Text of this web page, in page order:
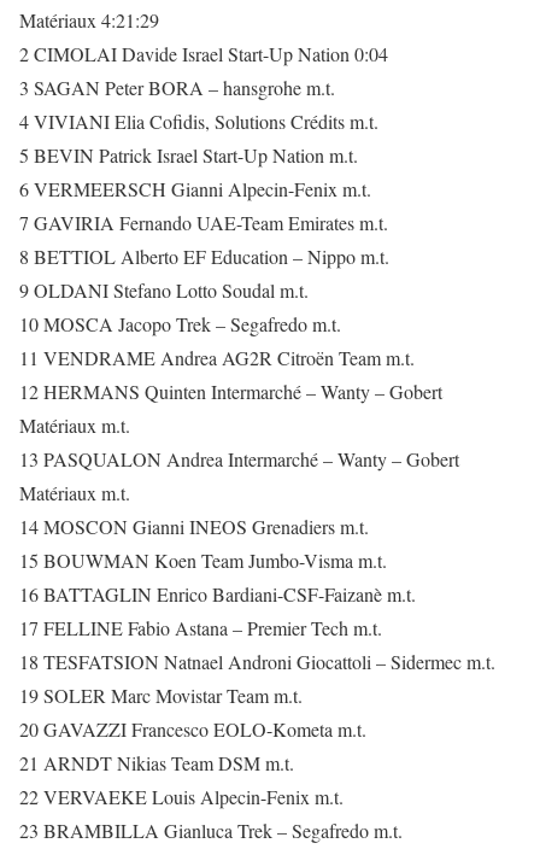
Matériaux 4:21:29
2 CIMOLAI Davide Israel Start-Up Nation 0:04
3 SAGAN Peter BORA – hansgrohe m.t.
4 VIVIANI Elia Cofidis, Solutions Crédits m.t.
5 BEVIN Patrick Israel Start-Up Nation m.t.
6 VERMEERSCH Gianni Alpecin-Fenix m.t.
7 GAVIRIA Fernando UAE-Team Emirates m.t.
8 BETTIOL Alberto EF Education – Nippo m.t.
9 OLDANI Stefano Lotto Soudal m.t.
10 MOSCA Jacopo Trek – Segafredo m.t.
11 VENDRAME Andrea AG2R Citroën Team m.t.
12 HERMANS Quinten Intermarché – Wanty – Gobert
Matériaux m.t.
13 PASQUALON Andrea Intermarché – Wanty – Gobert
Matériaux m.t.
14 MOSCON Gianni INEOS Grenadiers m.t.
15 BOUWMAN Koen Team Jumbo-Visma m.t.
16 BATTAGLIN Enrico Bardiani-CSF-Faizanè m.t.
17 FELLINE Fabio Astana – Premier Tech m.t.
18 TESFATSION Natnael Androni Giocattoli – Sidermec m.t.
19 SOLER Marc Movistar Team m.t.
20 GAVAZZI Francesco EOLO-Kometa m.t.
21 ARNDT Nikias Team DSM m.t.
22 VERVAEKE Louis Alpecin-Fenix m.t.
23 BRAMBILLA Gianluca Trek – Segafredo m.t.